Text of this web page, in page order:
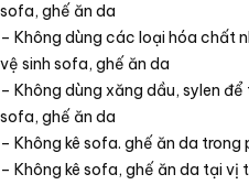
sofa, ghế ăn da
– Không dùng các loại hóa chất
vệ sinh sofa, ghế ăn da
– Không dùng xăng dầu, sylen
sofa, ghế ăn da
– Không kê sofa. ghế ăn da
– Không kê sofa, ghế ăn da tại